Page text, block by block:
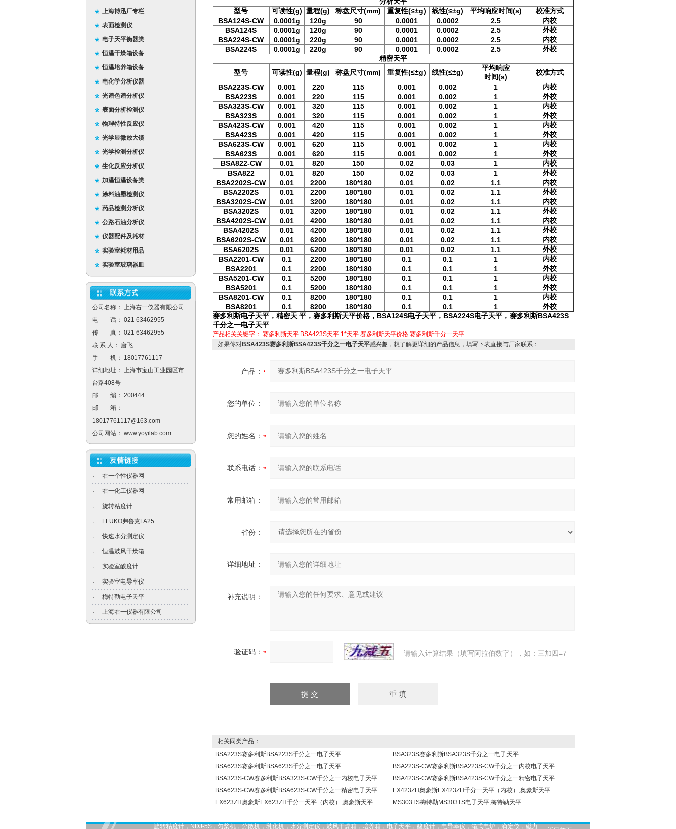
上海博迅厂专栏
表面检测仪
电子天平衡器类
恒温干燥箱设备
恒温培养箱设备
电化学分析仪器
光谱色谱分析仪
表面分析检测仪
物理特性反应仪
光学显微放大镜
光学检测分析仪
生化反应分析仪
加温恒温设备类
涂料油墨检测仪
药品检测分析仪
公路石油分析仪
仪器配件及耗材
实验室耗材用品
实验室玻璃器皿
公司名称： 上海右一仪器有限公司
电 话： 021-63462955
传 真： 021-63462955
联 系 人： 唐飞
手 机： 18017761117
详细地址： 上海市宝山工业园区市
台路408号
邮 编： 200444
邮 箱：
18017761117@163.com
公司网站： www.yoyilab.com
· 右一个性仪器网
· 右一化工仪器网
· 旋转粘度计
· FLUKO弗鲁克FA25
· 快速水分测定仪
· 恒温鼓风干燥箱
· 实验室酸度计
· 实验室电导率仪
· 梅特勒电子天平
· 上海右一仪器有限公司
型号
可读性(g) 量程(g) 称盘尺寸(mm) 重复性(≤±g) 线性(≤±g) 平均响应时间(s)
校准方式
BSA124S-CW
0.0001g 120g 90 0.0001 0.0002 2.5
内校
BSA124S
0.0001g 120g 90 0.0001 0.0002 2.5
外校
BSA224S-CW
0.0001g 220g 90 0.0001 0.0002 2.5
内校
BSA224S
0.0001g 220g 90 0.0001 0.0002 2.5
外校
精密天平
型号
可读性(g) 量程(g) 称盘尺寸(mm) 重复性(≤±g) 线性(≤±g)
平均响应
时间(s)
校准方式
BSA223S-CW
0.001 220 115 0.001 0.002 1
内校
BSA223S
0.001 220 115 0.001 0.002 1
外校
BSA323S-CW
0.001 320 115 0.001 0.002 1
内校
BSA323S
0.001 320 115 0.001 0.002 1
外校
BSA423S-CW
0.001 420 115 0.001 0.002 1
内校
BSA423S
0.001 420 115 0.001 0.002 1
外校
BSA623S-CW
0.001 620 115 0.001 0.002 1
内校
BSA623S
0.001 620 115 0.001 0.002 1
外校
BSA822-CW
0.01 820 150 0.02 0.03 1
内校
BSA822
0.01 820 150 0.02 0.03 1
外校
BSA2202S-CW
0.01 2200 180*180 0.01 0.02 1.1
内校
BSA2202S
0.01 2200 180*180 0.01 0.02 1.1
外校
BSA3202S-CW
0.01 3200 180*180 0.01 0.02 1.1
内校
BSA3202S
0.01 3200 180*180 0.01 0.02 1.1
外校
BSA4202S-CW
0.01 4200 180*180 0.01 0.02 1.1
内校
BSA4202S
0.01 4200 180*180 0.01 0.02 1.1
外校
BSA6202S-CW
0.01 6200 180*180 0.01 0.02 1.1
内校
BSA6202S
0.01 6200 180*180 0.01 0.02 1.1
外校
BSA2201-CW
0.1 2200 180*180 0.1 0.1 1
内校
BSA2201
0.1 2200 180*180 0.1 0.1 1
外校
BSA5201-CW
0.1 5200 180*180 0.1 0.1 1
内校
BSA5201
0.1 5200 180*180 0.1 0.1 1
外校
BSA8201-CW
0.1 8200 180*180 0.1 0.1 1
内校
BSA8201
0.1 8200 180*180 0.1 0.1 1
外校
赛多利斯电子天平，精密天 平，赛多利斯天平价格，BSA124S电子天平，BSA224S电子天平， 赛多利斯BSA423S
千分之一电子天平
产品相关关键字： 赛多利斯天平 BSA423S天平 1*天平 赛多利斯天平价格 赛多利斯千分一天平
如果你对BSA423S赛多利斯BSA423S千分之一电子天平感兴趣，想了解更详细的产品信息，填写下表直接与厂家联系：
产品：
您的单位：
您的姓名：
联系电话：
常用邮箱：
省份：
详细地址：
补充说明：
验证码： 请输入计算结果（填写阿拉伯数字），如：三加四=7
相关同类产品：
BSA223S赛多利斯BSA223S千分之一电子天平
BSA323S赛多利斯BSA323S千分之一电子天平
BSA623S赛多利斯BSA623S千分之一电子天平
BSA223S-CW赛多利斯BSA223S-CW千分之一内校电子天平
BSA323S-CW赛多利斯BSA323S-CW千分之一内校电子天平
BSA423S-CW赛多利斯BSA423S-CW千分之一精密电子天平
BSA623S-CW赛多利斯BSA623S-CW千分之一精密电子天平
EX423ZH奥豪斯EX423ZH千分一天平（内校）,奥豪斯天平
EX623ZH奥豪斯EX623ZH千分一天平（内校）,奥豪斯天平
MS303TS梅特勒MS303TS电子天平,梅特勒天平
旋转粘度计，NDJ-5S，匀桨机，分散机，乳化机，水分测定仪，鼓风干燥箱，培养箱，电子天平，酸度计，电导率仪，箱式电炉，滴定仪，磁力